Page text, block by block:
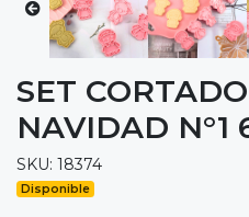
SET
NAVIDAD N°1
SKU: 18374
Disponible